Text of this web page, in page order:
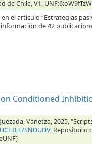
Chile, V1,
el artículo “Estrategias
de 42
Conditioned
Vanetza, 2025,
SNDUDV, Repositorio